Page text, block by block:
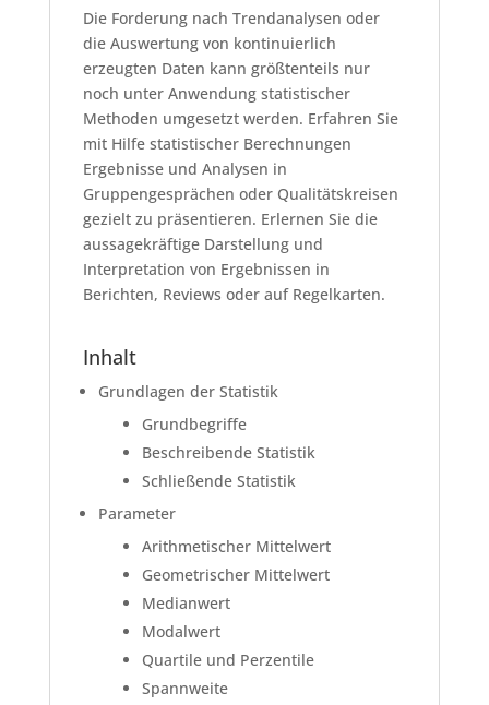
Die Forderung nach Trendanalysen oder
die Auswertung von kontinuierlich
erzeugten Daten kann größtenteils nur
noch unter Anwendung statistischer
Methoden umgesetzt werden. Erfahren Sie
mit Hilfe statistischer Berechnungen
Ergebnisse und Analysen in
Gruppengesprächen oder Qualitätskreisen
gezielt zu präsentieren. Erlernen Sie die
aussagekräftige Darstellung und
Interpretation von Ergebnissen in
Berichten, Reviews oder auf Regelkarten.
Inhalt
Grundlagen der Statistik
Grundbegriffe
Beschreibende Statistik
Schließende Statistik
Parameter
Arithmetischer Mittelwert
Geometrischer Mittelwert
Medianwert
Modalwert
Quartile und Perzentile
Spannweite